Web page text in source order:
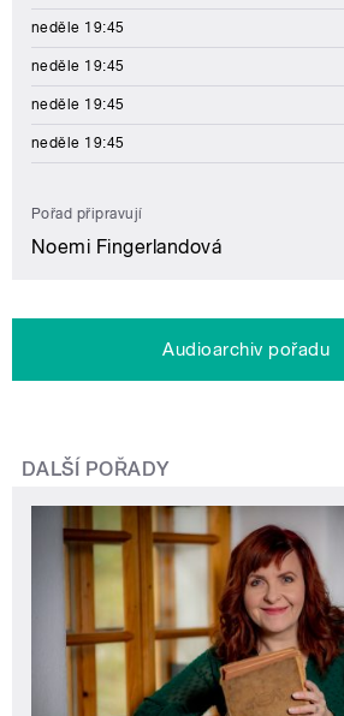
neděle 19:45
neděle 19:45
neděle 19:45
neděle 19:45
Pořad připravují
Noemi Fingerlandová
Audioarchiv pořadu
DALŠÍ POŘADY